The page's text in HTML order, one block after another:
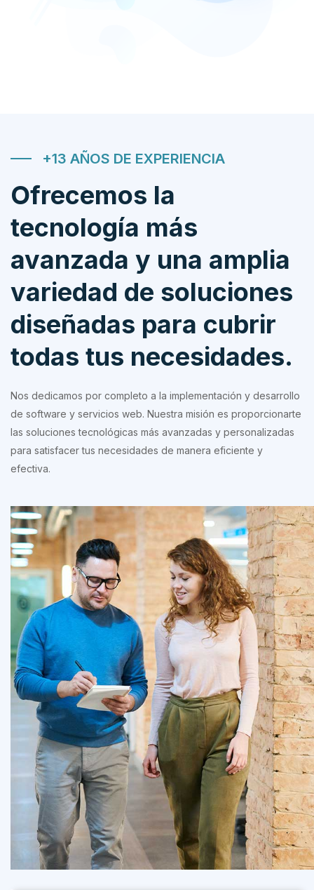
+13 AÑOS DE EXPERIENCIA
Ofrecemos la
tecnología más
avanzada y una amplia
variedad de soluciones
diseñadas para cubrir
todas tus necesidades.
Nos dedicamos por completo a la implementación y desarrollo
de software y servicios web. Nuestra misión es proporcionarte
las soluciones tecnológicas más avanzadas y personalizadas
para satisfacer tus necesidades de manera eficiente y
efectiva.